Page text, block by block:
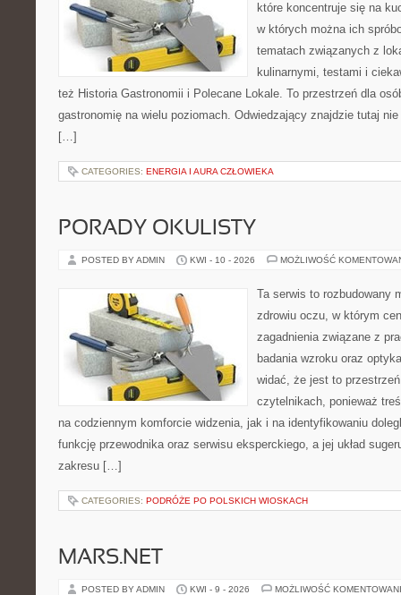
które koncentruje się na
w których można ich
tematach związanych z
kulinarnymi, testami i
też Historia Gastronomii i Polecane Lokale. To przestrzeń dla
gastronomię na wielu poziomach. Odwiedzający znajdzie tutaj
[…]
CATEGORIES: ENERGIA I AURA CZŁOWIEKA
PORADY OKULISTY
POSTED BY ADMIN KWI - 10 - 2026 MOŻLIWOŚĆ
Ta serwis to rozbudowany
zdrowiu oczu, w którym
zagadnienia związane z
badania wzroku oraz
widać, że jest to
czytelnikach, ponieważ
na codziennym komforcie widzenia, jak i na identyfikowaniu
funkcję przewodnika oraz serwisu eksperckiego, a jej układ
zakresu […]
CATEGORIES: PODRÓŻE PO POLSKICH WIOSKACH
MARS.NET
POSTED BY ADMIN KWI - 9 - 2026 MOŻLIWOŚĆ